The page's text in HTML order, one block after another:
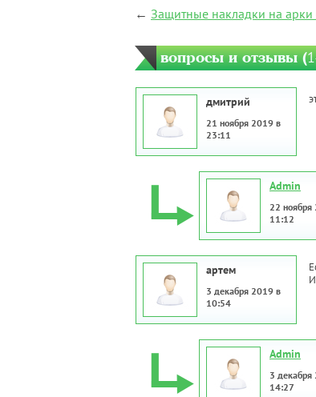
← Защитные накладки на арки
вопросы и отзывы (
дмитрий
21 ноября 2019 в
23:11
Admin
22 ноября
11:12
артем
3 декабря 2019 в
10:54
Admin
3 декабря
14:27